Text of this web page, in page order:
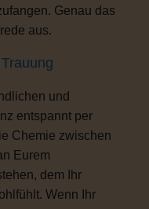
Genau das
aus.
und
entspannt per
Chemie zwischen
Eurem
dem Ihr
Wenn Ihr